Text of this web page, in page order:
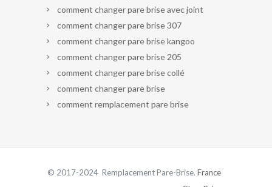
comment changer pare brise avec joint
comment changer pare brise 307
comment changer pare brise kangoo
comment changer pare brise 205
comment changer pare brise collé
comment changer pare brise
comment remplacement pare brise
© 2017-2024 Remplacement Pare-Brise. France